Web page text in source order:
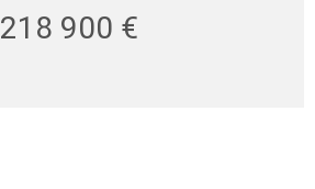
218 900 €